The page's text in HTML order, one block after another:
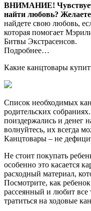
ВНИМАНИЕ!
найти любовь?
найдете свою любовь,
которая помогает
Битвы Экстрасенсов.
Подробнее…
Какие канцтовары
Список необходимых
родительских
поиздержались и денег
волнуйтесь, их всегда
Канцтовары – не
Не стоит покупать
особенно это касается
расходный материал,
Посмотрите, как
рассеянный и любит все
тратиться на ходовые